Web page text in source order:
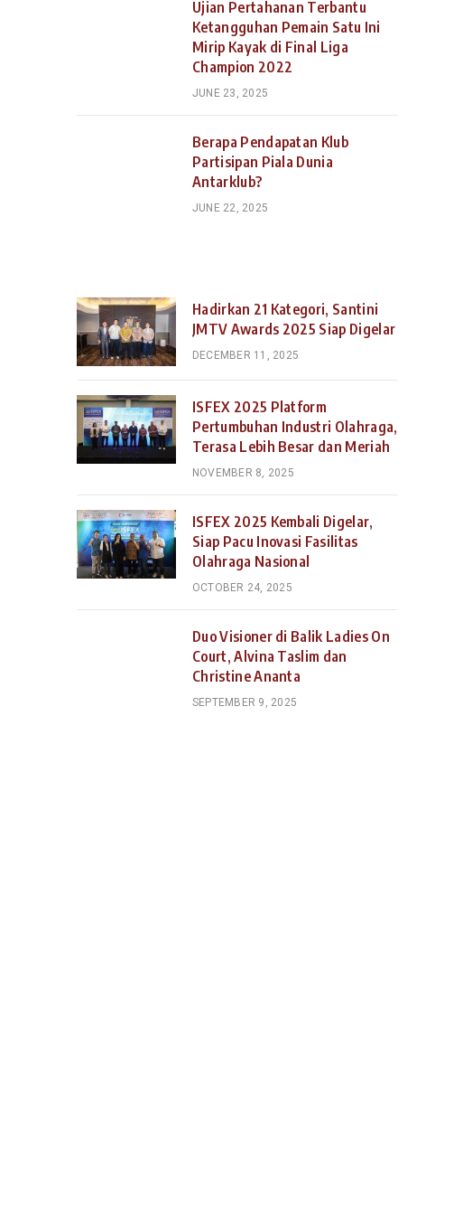
Ujian Pertahanan Terbantu
Ketangguhan Pemain Satu Ini
Mirip Kayak di Final Liga
Champion 2022
JUNE 23, 2025
Berapa Pendapatan Klub
Partisipan Piala Dunia
Antarklub?
JUNE 22, 2025
Hadirkan 21 Kategori, Santini
JMTV Awards 2025 Siap Digelar
DECEMBER 11, 2025
ISFEX 2025 Platform
Pertumbuhan Industri Olahraga,
Terasa Lebih Besar dan Meriah
NOVEMBER 8, 2025
ISFEX 2025 Kembali Digelar,
Siap Pacu Inovasi Fasilitas
Olahraga Nasional
OCTOBER 24, 2025
Duo Visioner di Balik Ladies On
Court, Alvina Taslim dan
Christine Ananta
SEPTEMBER 9, 2025